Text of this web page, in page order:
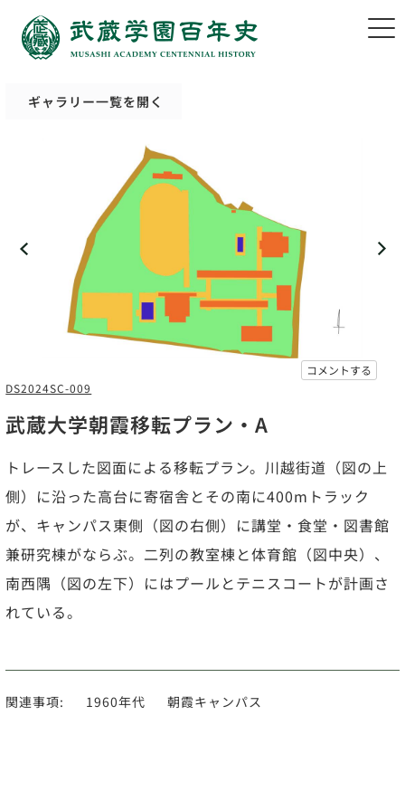
ギャラリー一覧を開く
コメントする
DS2024SC-009
武蔵大学朝霞移転プラン・A
トレースした図面による移転プラン。川越街道（図の上
側）に沿った高台に寄宿舎とその南に400mトラック
が、キャンパス東側（図の右側）に講堂・食堂・図書館
兼研究棟がならぶ。二列の教室棟と体育館（図中央）、
南西隅（図の左下）にはプールとテニスコートが計画さ
れている。
関連事項: 1960年代 朝霞キャンパス